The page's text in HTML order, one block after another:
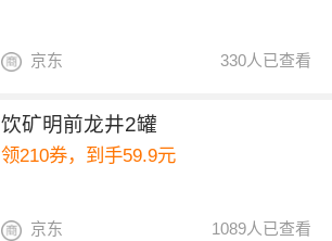
330人已查看
京东
饮矿明前龙井2罐
领210券，到手59.9元
1089人已查看
京东